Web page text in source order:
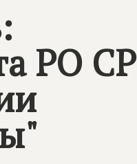
РО СР